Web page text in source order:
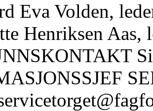
Eva Volden,
Henriksen Aas,